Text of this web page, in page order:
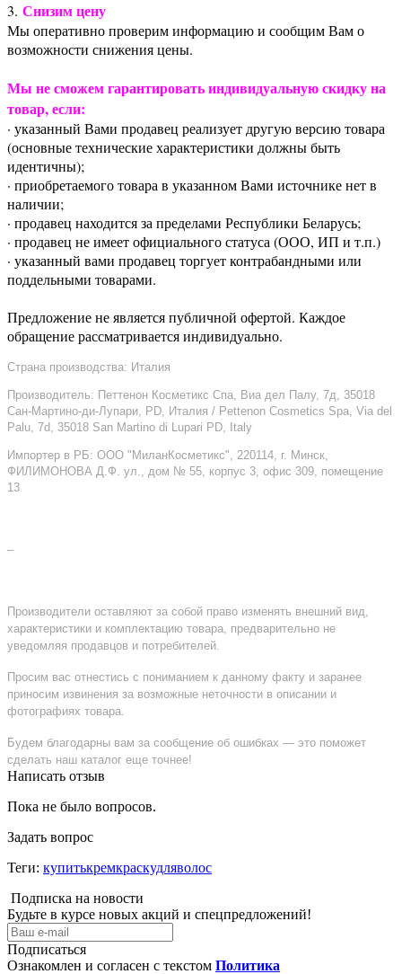
3. Снизим цену
Мы оперативно проверим информацию и сообщим Вам о
возможности снижения цены.
Мы не сможем гарантировать индивидуальную скидку на
товар, если:
· указанный Вами продавец реализует другую версию товара
(основные технические характеристики должны быть
идентичны);
· приобретаемого товара в указанном Вами источнике нет в
наличии;
· продавец находится за пределами Республики Беларусь;
· продавец не имеет официального статуса (ООО, ИП и т.п.)
· указанный вами продавец торгует контрабандными или
поддельными товарами.
Предложение не является публичной офертой. Каждое
обращение рассматривается индивидуально.
Страна производства: Италия
Производитель: Петтенон Косметикс Спа, Виа дел Палу, 7д, 35018
Сан-Мартино-ди-Лупари, PD, Италия / Pettenon Cosmetics Spa, Via del
Palu, 7d, 35018 San Martino di Lupari PD, Italy
Импортер в РБ: ООО "МиланКосметикс", 220114, г. Минск,
ФИЛИМОНОВА Д.Ф. ул., дом № 55, корпус 3, офис 309, помещение
13
–
Производители оставляют за собой право изменять внешний вид,
характеристики и комплектацию товара, предварительно не
уведомляя продавцов и потребителей.
Просим вас отнестись с пониманием к данному факту и заранее
приносим извинения за возможные неточности в описании и
фотографиях товара.
Будем благодарны вам за сообщение об ошибках — это поможет
сделать наш каталог еще точнее!
Написать отзыв
Пока не было вопросов.
Задать вопрос
Теги: купитькремкраскудляволос
Подписка на новости
Будьте в курсе новых акций и спецпредложений!
Подписаться
Ознакомлен и согласен с текстом Политика